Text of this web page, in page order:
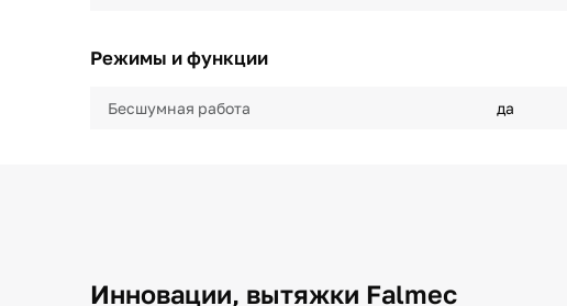
Режимы и функции
Бесшумная работа да
Инновации, вытяжки Falmec